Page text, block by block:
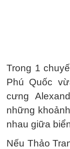
Trong 1
Phú Quốc
cưng
những
nhau giữa
Nếu Thảo